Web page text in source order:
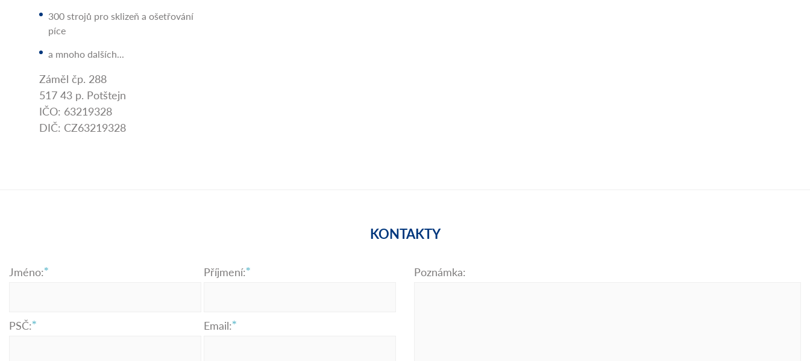
300 strojů pro sklizeň a ošetřování
píce
a mnoho dalších...
Záměl čp. 288
517 43 p. Potštejn
IČO: 63219328
DIČ: CZ63219328
KONTAKTY
Jméno: Příjmení:
PSČ: Email:
Poznámka: